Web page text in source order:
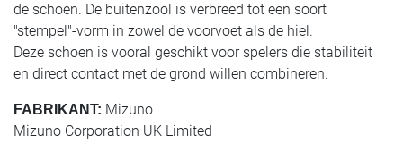
de schoen. De buitenzool is verbreed tot een soort
"stempel"-vorm in zowel de voorvoet als de hiel.
Deze schoen is vooral geschikt voor spelers die stabiliteit
en direct contact met de grond willen combineren.
FABRIKANT: Mizuno
Mizuno Corporation UK Limited